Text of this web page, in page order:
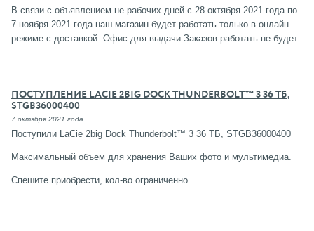
В связи с объявлением не рабочих дней с 28 октября 2021 года по
7 ноября 2021 года наш магазин будет работать только в онлайн
режиме с доставкой. Офис для выдачи Заказов работать не будет.
ПОСТУПЛЕНИЕ LACIE 2BIG DOCK THUNDERBOLT™ 3 36 ТБ,
STGB36000400
7 октября 2021 года
Поступили LaCie 2big Dock Thunderbolt™ 3 36 ТБ, STGB36000400
Максимальный объем для хранения Ваших фото и мультимедиа.
Спешите приобрести, кол-во ограниченно.